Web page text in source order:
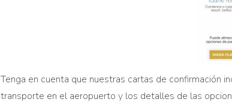
Tenga en cuenta que nuestras cartas de confirmación
transporte en el aeropuerto y los detalles de las